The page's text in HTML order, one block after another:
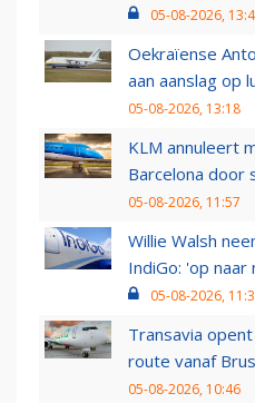
05-08-2026,
Oekraïense
aan aanslag op
05-08-2026, 13:18
KLM annuleert
Barcelona door
05-08-2026, 11:57
Willie Walsh
IndiGo: 'op
05-08-2026,
Transavia
route vanaf
05-08-2026, 10:46